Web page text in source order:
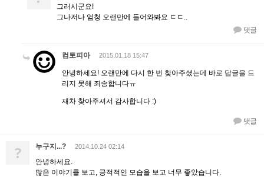
그러시군요!
그나저나 엄청 오랜만에 들어와봐요 ㄷㄷ..
댓글
컴토피아 2015.01.18 15:47
안녕하세요! 오랜만에 다시 한 번 찾아주셨는데 바로 답글을 드
리지 못해 죄송합니다ㅠ
재차 찾아주셔서 감사합니다 :)
댓글
? 누구지...? 2014.10.24 02:14
안녕하세요.
많은 이야기를 보고, 긍적적인 모습을 보고 너무 좋았습니다.